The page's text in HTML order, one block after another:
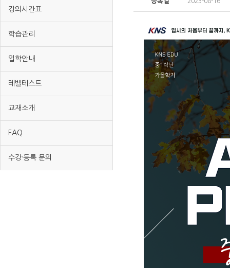
강의시간표
학습관리
입학안내
레벨테스트
교재소개
FAQ
수강·등록 문의